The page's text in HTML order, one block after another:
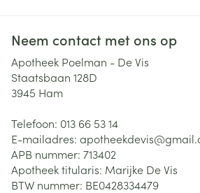
Neem contact met ons op
Apotheek Poelman - De Vis
Staatsbaan 128D
3945 Ham
Telefoon: 013 66 53 14
E-mailadres: apotheekdevis@
APB nummer: 713402
Apotheek titularis: Marijke De Vis
BTW nummer: BE0428334479